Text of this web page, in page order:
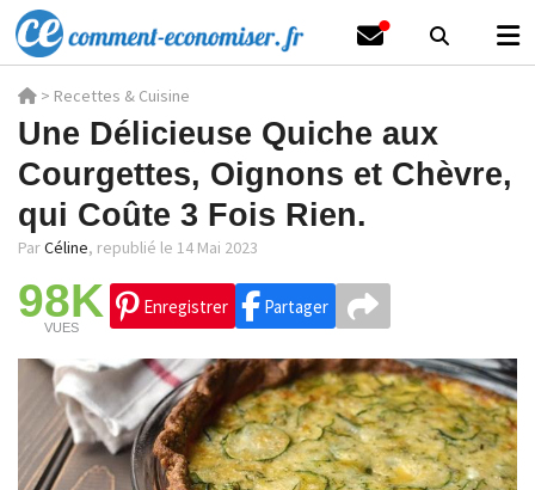
> Recettes & Cuisine
Une Délicieuse Quiche aux
Courgettes, Oignons et Chèvre,
qui Coûte 3 Fois Rien.
ParCéline, republié le 14 Mai 2023
98K
VUES
Enregistrer Partager